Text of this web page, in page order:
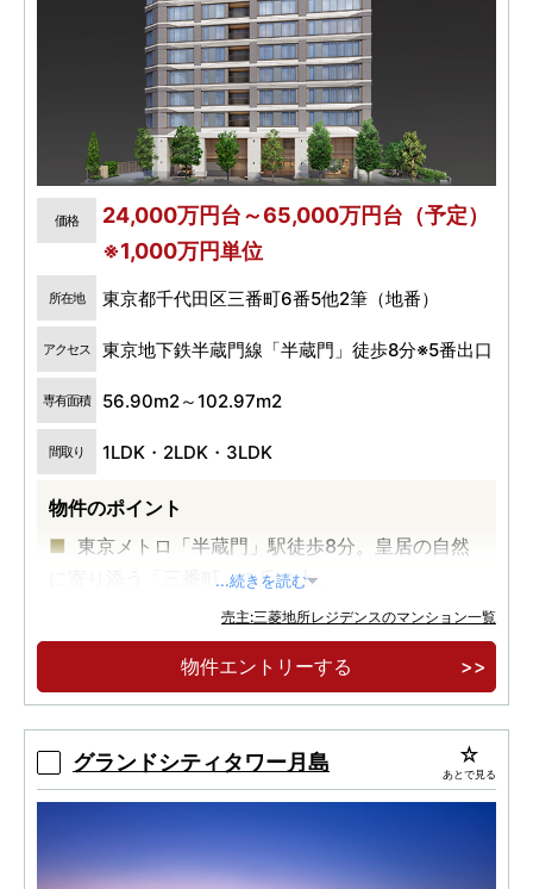
価格
24,000万円台～65,000万円台（予定）
※1,000万円単位
所在地 東京都千代田区三番町6番5他2筆（地番）
アクセス 東京地下鉄半蔵門線「半蔵門」徒歩8分※5番出口
専有面積 56.90m2～102.97m2
間取り 1LDK・2LDK・3LDK
物件のポイント
東京メトロ「半蔵門」駅徒歩8分。皇居の自然
に寄り添う「三番町」の丘の上。
英国の建築設計事務所「Studio PDP」を起用。
流麗な自然の造形を宿したデザイン。
ゆとりある100m2超の住戸をはじめ、20タイ
...続きを読む
売主:三菱地所レジデンスのマンション一覧
物件エントリーする
グランドシティタワー月島 あとで見る